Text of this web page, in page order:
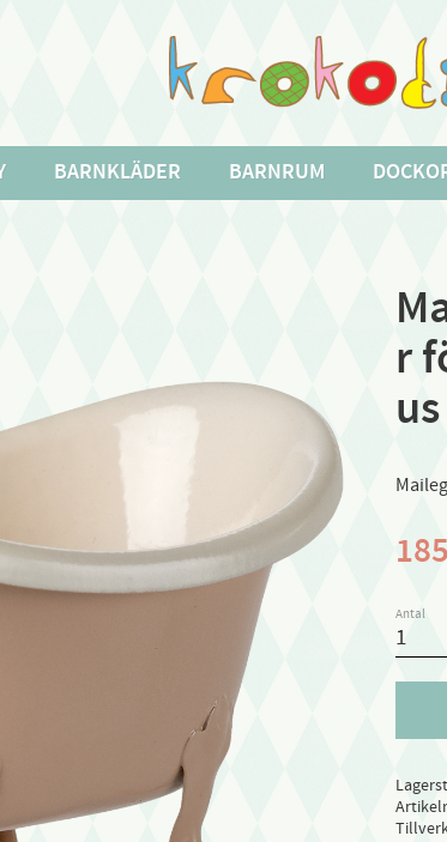
BARNKLÄDER BARNRUM
r
Maileg
185
Antal